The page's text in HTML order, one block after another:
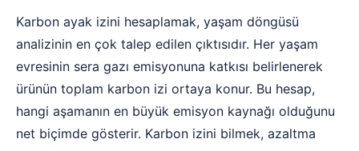
Karbon ayak izini hesaplamak, yaşam döngüsü
analizinin en çok talep edilen çıktısıdır. Her yaşam
evresinin sera gazı emisyonuna katkısı belirlenerek
ürünün toplam karbon izi ortaya konur. Bu hesap,
hangi aşamanın en büyük emisyon kaynağı olduğunu
net biçimde gösterir. Karbon izini bilmek, azaltma